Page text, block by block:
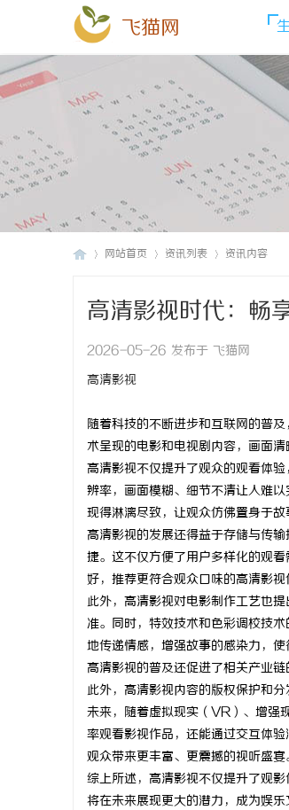
飞猫网
网站首页 资讯列表 资讯内容
高清影视时代：畅
2026-05-26 发布于 飞猫网
高清影视
随着科技的不断进步和互联网的普
术呈现的电影和电视剧内容，画面
高清影视不仅提升了观众的观看体
辨率，画面模糊、细节不清让人难
现得淋漓尽致，让观众仿佛置身于故
高清影视的发展还得益于存储与传
捷。这不仅方便了用户多样化的观
好，推荐更符合观众口味的高清影
此外，高清影视对电影制作工艺也
准。同时，特效技术和色彩调校技
地传递情感，增强故事的感染力，
高清影视的普及还促进了相关产业
此外，高清影视内容的版权保护和
未来，随着虚拟现实（VR）、增强
率观看影视作品，还能通过交互体
观众带来更丰富、更震撼的视听盛宴
综上所述，高清影视不仅提升了观
将在未来展现更大的潜力，成为娱